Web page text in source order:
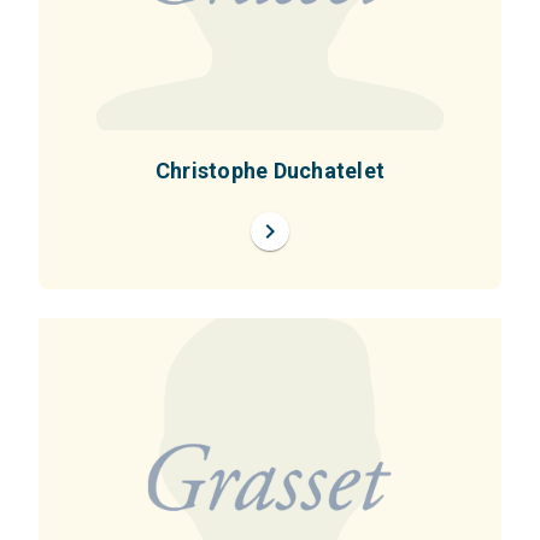
Christophe Duchatelet
chevron_right